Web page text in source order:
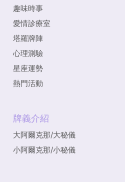
趣味時事
愛情診療室
塔羅牌陣
心理測驗
星座運勢
熱門活動
牌義介紹
大阿爾克那/大秘儀
小阿爾克那/小秘儀